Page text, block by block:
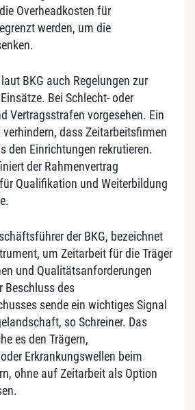
Overheadkosten für
werden, um die
BKG auch Regelungen zur
Bei Schlecht- oder
Vertragsstrafen vorgesehen. Ein
dass Zeitarbeitsfirmen
den Einrichtungen rekrutieren.
der Rahmenvertrag
Qualifikation und Weiterbildung
der BKG, bezeichnet
um Zeitarbeit für die Träger
und Qualitätsanforderungen
Beschluss des
sende ein wichtiges Signal
so Schreiner. Das
es den Trägern,
Erkrankungswellen beim
ohne auf Zeitarbeit als Option